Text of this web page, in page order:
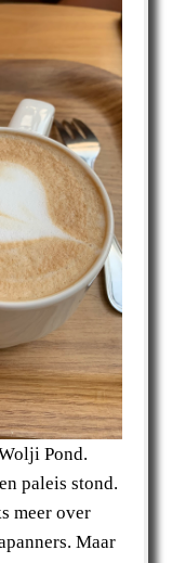
Pond.
paleis stond.
meer over
Maar